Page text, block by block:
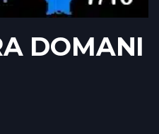
DOMANI